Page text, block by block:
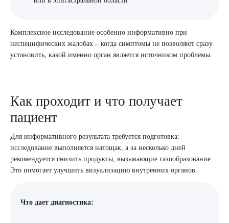
Комплексное исследование особенно информативно при
неспецифических жалобах – когда симптомы не позволяют сразу
установить, какой именно орган является источником проблемы.
Как проходит и что получает
пациент
Для информативного результата требуется подготовка:
исследование выполняется натощак, а за несколько дней
рекомендуется снизить продукты, вызывающие газообразование.
Это помогает улучшить визуализацию внутренних органов.
Что дает диагностика:
ОТПРАВИТЬ
Выберите сопутствующую услугу
ПОДТВЕРДИТЬ